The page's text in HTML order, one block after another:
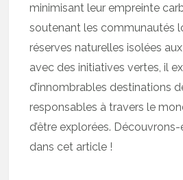
minimisant leur empreinte
soutenant les communautés
réserves naturelles isolées
avec des initiatives vertes, il
d’innombrables destinations
responsables à travers le
d’être explorées.
dans cet article !